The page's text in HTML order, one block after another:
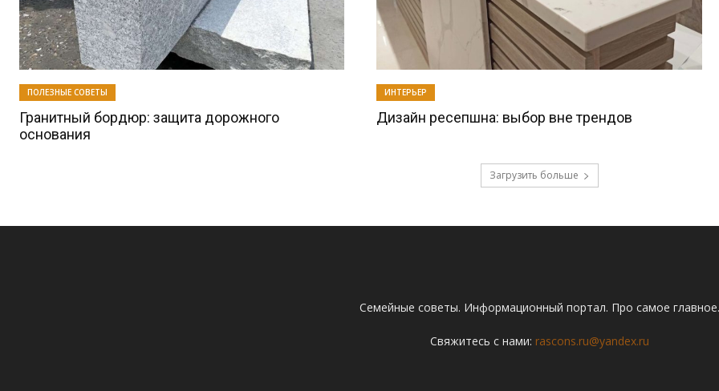
ПОЛЕЗНЫЕ СОВЕТЫ
Гранитный бордюр: защита дорожного
основания
ИНТЕРЬЕР
Дизайн ресепшна: выбор вне трендов
Загрузить больше
Семейные советы. Информационный портал. Про самое главное.
Свяжитесь с нами: rascons.ru@yandex.ru